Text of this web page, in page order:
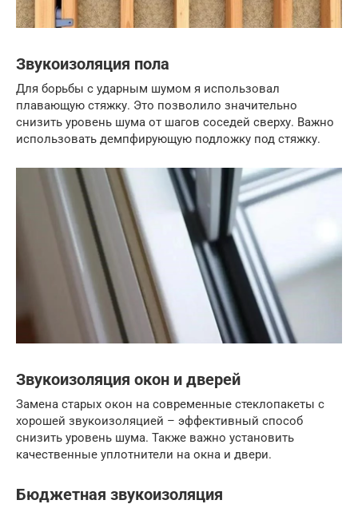
Звукоизоляция пола
Для борьбы с ударным шумом я использовал
плавающую стяжку. Это позволило значительно
снизить уровень шума от шагов соседей сверху. Важно
использовать демпфирующую подложку под стяжку.
Звукоизоляция окон и дверей
Замена старых окон на современные стеклопакеты с
хорошей звукоизоляцией – эффективный способ
снизить уровень шума. Также важно установить
качественные уплотнители на окна и двери.
Бюджетная звукоизоляция